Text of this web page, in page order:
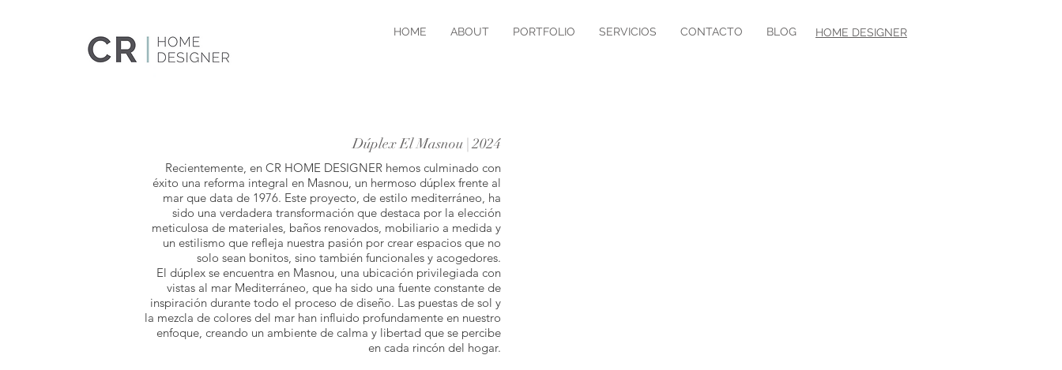
HOME ABOUT PORTFOLIO SERVICIOS CONTACTO BLOG HOME DESIGNER
Dúplex El Masnou | 2024
Recientemente, en CR HOME DESIGNER hemos culminado con
éxito una reforma integral en Masnou, un hermoso dúplex frente al
mar que data de 1976. Este proyecto, de estilo mediterráneo, ha
sido una verdadera transformación que destaca por la elección
meticulosa de materiales, baños renovados, mobiliario a medida y
un estilismo que refleja nuestra pasión por crear espacios que no
solo sean bonitos, sino también funcionales y acogedores.
El dúplex se encuentra en Masnou, una ubicación privilegiada con
vistas al mar Mediterráneo, que ha sido una fuente constante de
inspiración durante todo el proceso de diseño. Las puestas de sol y
la mezcla de colores del mar han influido profundamente en nuestro
enfoque, creando un ambiente de calma y libertad que se percibe
en cada rincón del hogar.